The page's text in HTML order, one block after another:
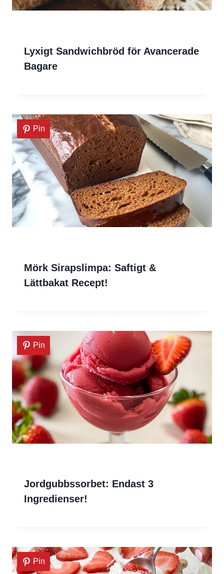
Lyxigt Sandwichbröd för Avancerade
Bagare
Pin
Mörk Sirapslimpa: Saftigt &
Lättbakat Recept!
Pin
Jordgubbssorbet: Endast 3
Ingredienser!
Pin